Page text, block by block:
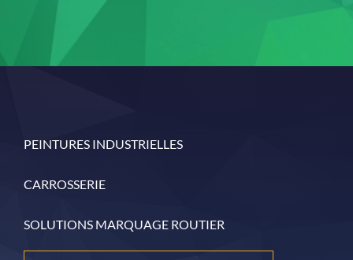
PEINTURES INDUSTRIELLES
CARROSSERIE
SOLUTIONS MARQUAGE ROUTIER